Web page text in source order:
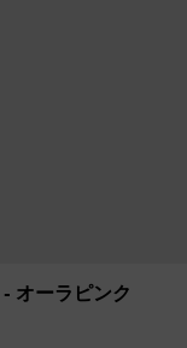
- オーラピンク